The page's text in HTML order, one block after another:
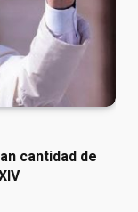
cantidad de